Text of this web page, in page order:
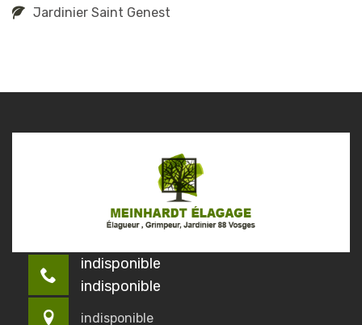
Jardinier Saint Genest
indisponible
indisponible
indisponible